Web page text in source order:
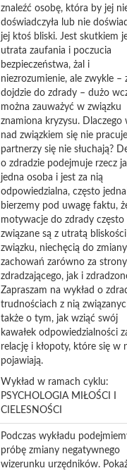
znaleźć osobę, która by jej
doświadczyła lub nie
jej ktoś bliski. Jest skutkiem
utrata zaufania i poczucia
bezpieczeństwa, żal i
niezrozumienie, ale zwykle –
dojdzie do zdrady – dużo
można zauważyć w związku
znamiona kryzysu. Dlaczego
nad związkiem się nie
partnerzy się nie słuchają?
o zdradzie podejmuje rzecz
jedna osoba i jest za nią
odpowiedzialna, często
bierzemy pod uwagę faktu,
motywacje do zdrady często
związane są z utratą
związku, niechęcią do zmiany
zachowań zarówno za strony
zdradzającego, jak i
Zapraszam na wykład o
trudnościach z nią
także o tym, jak wziąć swój
kawałek odpowiedzialności
relację i kłopoty, które się w
pojawiają.
Wykład w ramach cyklu:
PSYCHOLOGIA MIŁOŚCI I
CIELESNOŚCI
Podczas wykładu
próbę zmiany negatywnego
wizerunku urzędników.